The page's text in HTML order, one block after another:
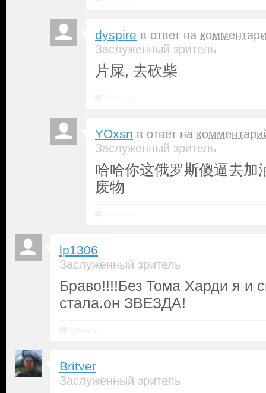
dyspire в ответ на
Заслуженный зритель
片屎, 去砍柴
YOxsn в ответ на
Заслуженный зритель
哈哈你这俄罗斯傻逼去加
废物
lp1306
Заслуженный зритель
Браво!!!!Без Тома Харди я и
стала.он ЗВЕЗДА!
Britver
Заслуженный зритель